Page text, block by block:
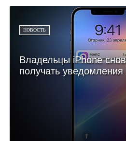
НОВОСТЬ
Владельцы iPhone
получать